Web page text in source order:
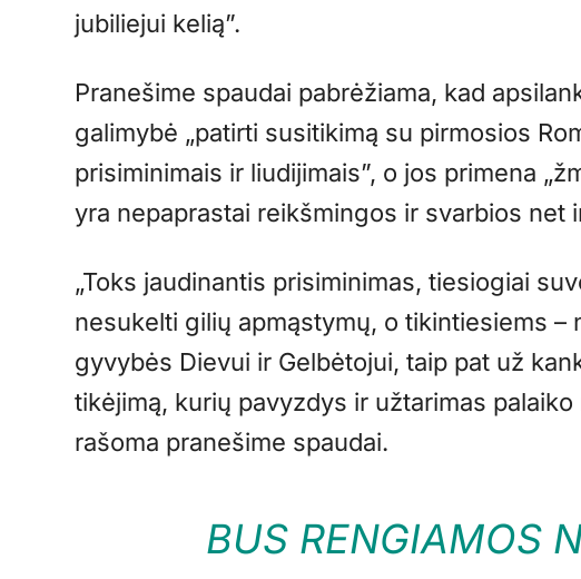
jubiliejui kelią”.
Pranešime spaudai pabrėžiama, kad
galimybė „patirti susitikimą su pirmosios
prisiminimais ir liudijimais”, o jos primena
yra nepaprastai reikšmingos ir svarbios net
„Toks jaudinantis prisiminimas, tiesiogiai
nesukelti gilių apmąstymų, o tikintiesiems
gyvybės Dievui ir Gelbėtojui, taip pat už
tikėjimą, kurių pavyzdys ir užtarimas
rašoma pranešime spaudai.
BUS RENGIAMOS